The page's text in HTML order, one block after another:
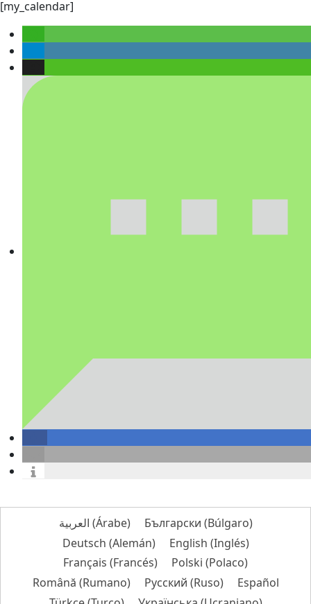
[my_calendar]
العربية (Árabe) Български (Búlgaro)
Deutsch (Alemán) English (Inglés)
Français (Francés) Polski (Polaco)
Română (Rumano) Русский (Ruso)
Español